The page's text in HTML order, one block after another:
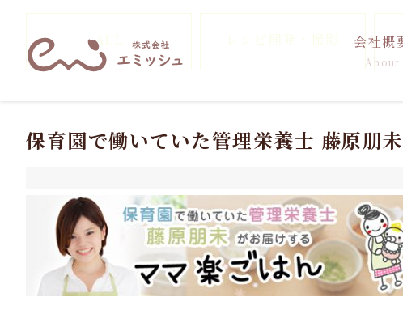
会社概
About
ALL レシピ開発・撮影
保育園で働いていた管理栄養士 藤原朋